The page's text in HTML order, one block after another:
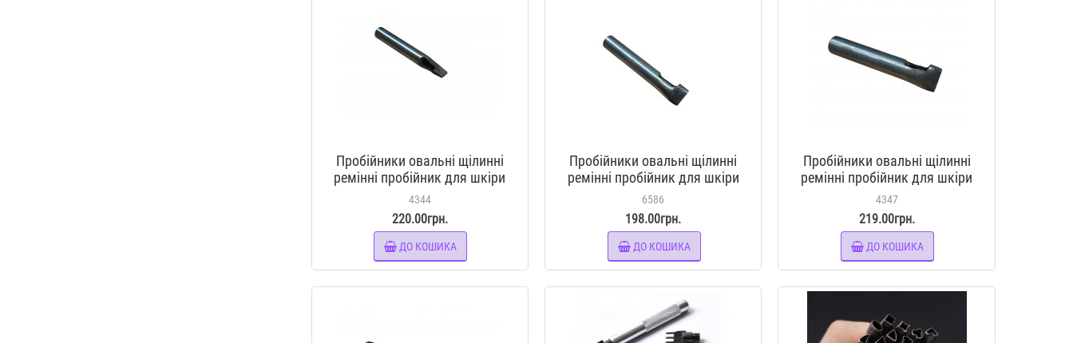
Пробійники овальні щілинні
ремінні пробійник для шкіри
18*2 мм
4344
220.00грн.
ДО КОШИКА
Пробійники овальні щілинні
ремінні пробійник для шкіри
18*6 мм
6586
198.00грн.
ДО КОШИКА
Пробійники овальні щілинні
ремінні пробійник для шкіри
24*2 мм
4347
219.00грн.
ДО КОШИКА